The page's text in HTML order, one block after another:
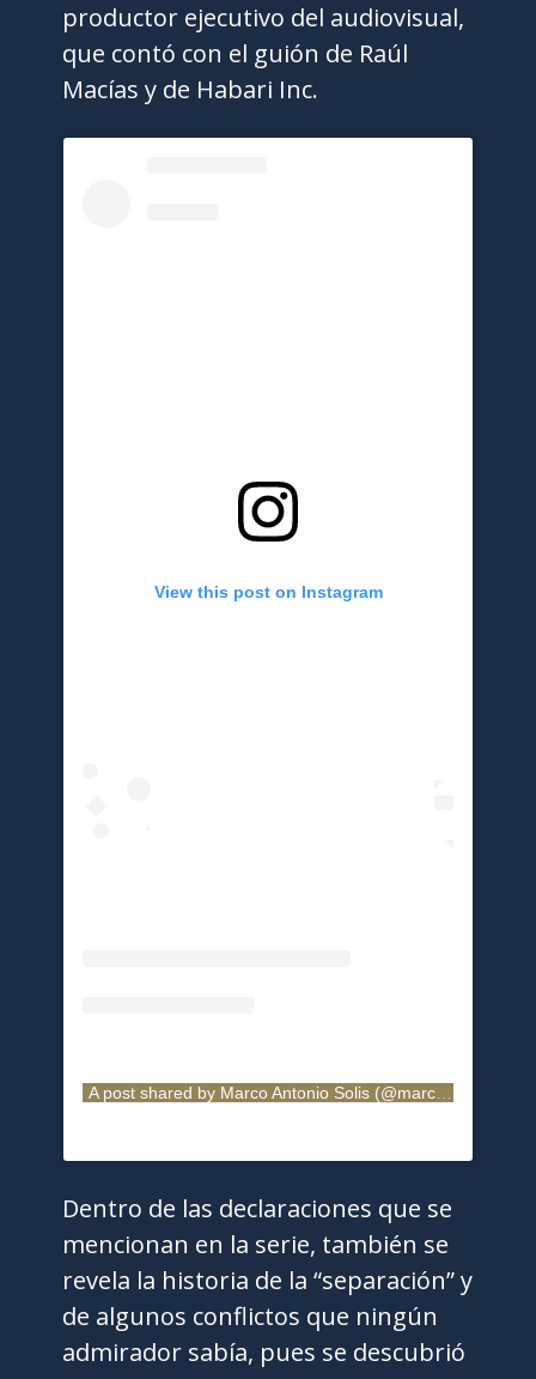
productor ejecutivo del audiovisual,
que contó con el guión de Raúl
Macías y de Habari Inc.
View this post on Instagram
Dentro de las declaraciones que se
mencionan en la serie, también se
revela la historia de la “separación” y
de algunos conflictos que ningún
admirador sabía, pues se descubrió